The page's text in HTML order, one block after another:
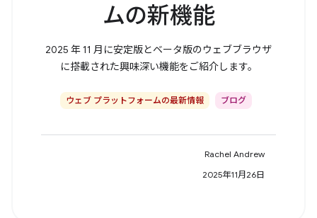
ムの新機能
2025 年 11 月に安定版とベータ版のウェブブラウザ
に搭載された興味深い機能をご紹介します。
ウェブ プラットフォームの最新情報 ブログ
Rachel Andrew
2025年11月26日